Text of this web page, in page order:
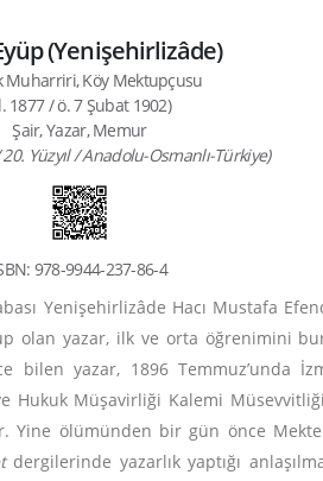
(Yenişehirlizâde)
Muharriri, Köy Mektupçusu
1877 / ö. 7 Şubat 1902)
Şair, Yazar, Memur
Yüzyıl / Anadolu-Osmanlı-Türkiye)
978-9944-237-86-4
Yenişehirlizâde Hacı Mustafa
olan yazar, ilk ve orta öğrenimini
bilen yazar, 1896 Temmuz’unda
Müşavirliği Kalemi
Yine ölümünden bir gün önce
dergilerinde yazarlık yaptığı